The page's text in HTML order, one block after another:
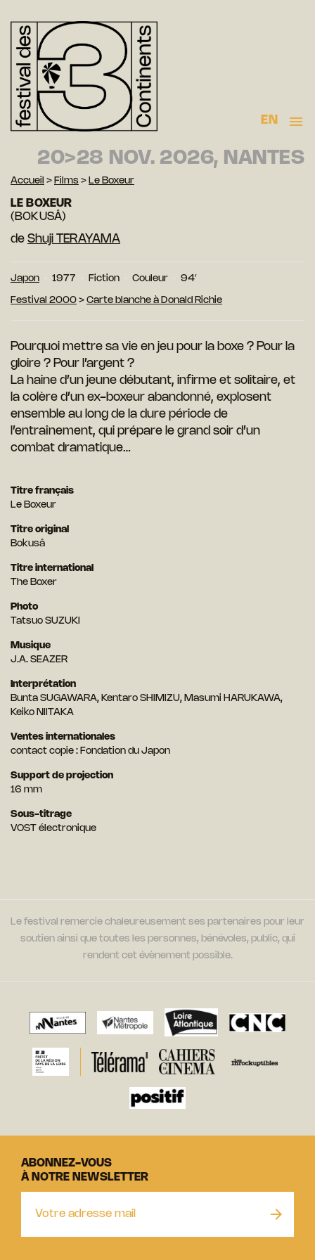
EN
20>28 NOV. 2026, NANTES
Accueil > Films > Le Boxeur
LE BOXEUR
(BOKUSÂ)
de Shuji TERAYAMA
Japon 1977 Fiction Couleur 94′
Festival 2000 > Carte blanche à Donald Richie
Pourquoi mettre sa vie en jeu pour la boxe ? Pour la
gloire ? Pour l’argent ?
La haine d’un jeune débutant, infirme et solitaire, et
la colère d’un ex-boxeur abandonné, explosent
ensemble au long de la dure période de
l’entraînement, qui prépare le grand soir d’un
combat dramatique…
Titre français
Le Boxeur
Titre original
Bokusâ
Titre international
The Boxer
Photo
Tatsuo SUZUKI
Musique
J.A. SEAZER
Interprétation
Bunta SUGAWARA, Kentaro SHIMIZU, Masumi HARUKAWA,
Keiko NIITAKA
Ventes internationales
contact copie : Fondation du Japon
Support de projection
16 mm
Sous-titrage
VOST électronique
Le festival remercie chaleureusement ses partenaires pour leur
soutien ainsi que toutes les personnes, bénévoles, public, qui
rendent cet évènement possible.
ABONNEZ-VOUS
À NOTRE NEWSLETTER